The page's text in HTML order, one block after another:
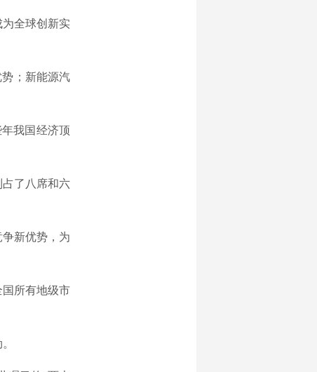
全球创新实
；新能源汽
我国经济顶
了八席和六
新优势，为
所有地级市